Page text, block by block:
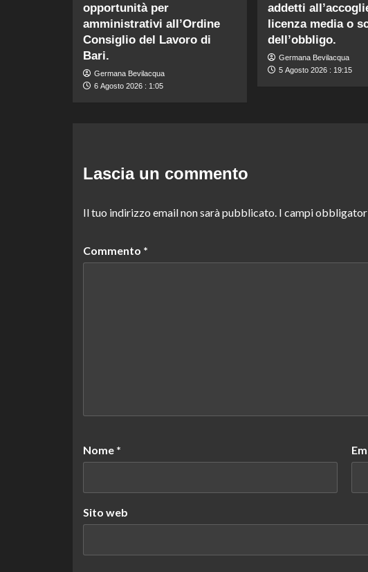
opportunità per
amministrativi all’Ordine
Consiglio del Lavoro di
Bari.
Germana Bevilacqua
6 Agosto 2026 : 1:05
addetti
licenza media o
dell’obbligo.
Germana Bevilacqua
5 Agosto 2026 : 19:15
Lascia un commento
Il tuo indirizzo email non sarà pubblicato. I campi
Commento *
Nome *
Sito web